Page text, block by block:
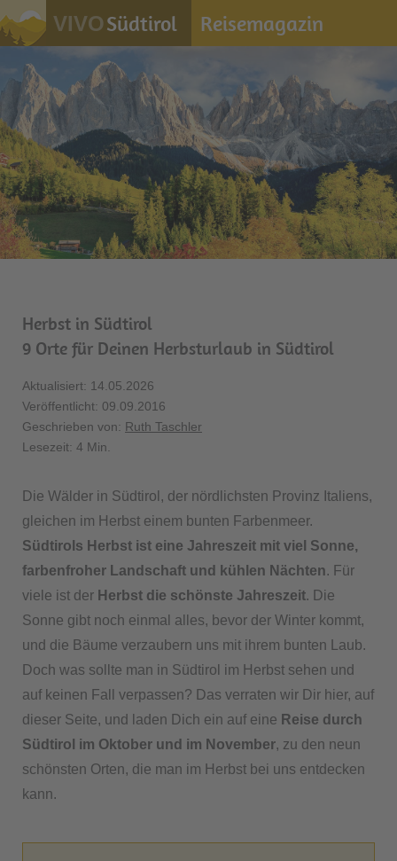
VIVOSüdtirol Reisemagazin
Herbst in Südtirol
9 Orte für Deinen Herbsturlaub in Südtirol
Aktualisiert: 14.05.2026
Veröffentlicht: 09.09.2016
Geschrieben von: Ruth Taschler
Lesezeit: 4 Min.
Die Wälder in Südtirol, der nördlichsten Provinz Italiens,
gleichen im Herbst einem bunten Farbenmeer.
Südtirols Herbst ist eine Jahreszeit mit viel Sonne,
farbenfroher Landschaft und kühlen Nächten. Für
viele ist der Herbst die schönste Jahreszeit. Die
Sonne gibt noch einmal alles, bevor der Winter kommt,
und die Bäume verzaubern uns mit ihrem bunten Laub.
Doch was sollte man in Südtirol im Herbst sehen und
auf keinen Fall verpassen? Das verraten wir Dir hier, auf
dieser Seite, und laden Dich ein auf eine Reise durch
Südtirol im Oktober und im November, zu den neun
schönsten Orten, die man im Herbst bei uns entdecken
kann.